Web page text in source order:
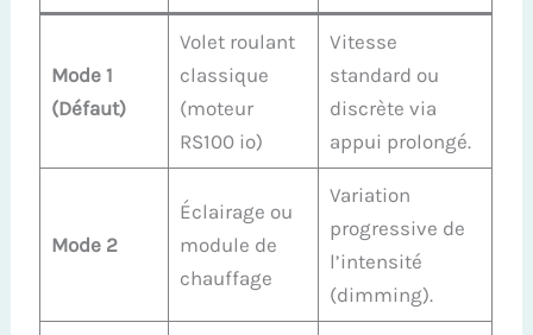
Mode 1
(Défaut)
Volet roulant
classique
(moteur
RS100 io)
Vitesse
standard ou
discrète via
appui prolongé.
Mode 2
Éclairage ou
module de
chauffage
Variation
progressive de
l’intensité
(dimming).